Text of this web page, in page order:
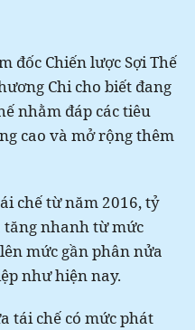
đốc Chiến lược Sợi Thế
Chi cho biết đang
nhằm đáp các tiêu
cao và mở rộng thêm
chế từ năm 2016, tỷ
nhanh từ mức
mức gần phân nửa
như hiện nay.
tái chế có mức phát